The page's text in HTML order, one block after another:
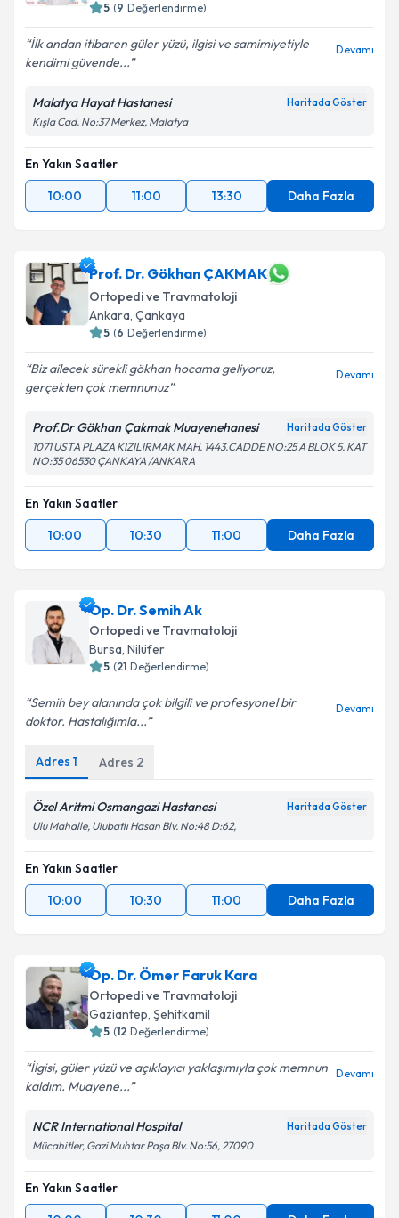
5 (9 Değerlendirme)
İlk andan itibaren güler yüzü, ilgisi ve samimiyetiyle
kendimi güvende...
Devamı
Malatya Hayat Hastanesi Haritada Göster
Kışla Cad. No:37 Merkez, Malatya
En Yakın Saatler
10:00
11:00 13:30 Daha Fazla
Prof. Dr. Gökhan ÇAKMAK
Ortopedi ve Travmatoloji
Ankara, Çankaya
5 (6 Değerlendirme)
Biz ailecek sürekli gökhan hocama geliyoruz,
gerçekten çok memnunuz
Devamı
Prof.Dr Gökhan Çakmak Muayenehanesi Haritada Göster
1071 USTA PLAZA KIZILIRMAK MAH. 1443.CADDE NO:25 A BLOK 5. KAT
NO:35 06530 ÇANKAYA /ANKARA
En Yakın Saatler
10:00
10:30 11:00 Daha Fazla
Op. Dr. Semih Ak
Ortopedi ve Travmatoloji
Bursa, Nilüfer
5 (21 Değerlendirme)
Semih bey alanında çok bilgili ve profesyonel bir
doktor. Hastalığımla...
Devamı
Adres 1 Adres 2
Özel Aritmi Osmangazi Hastanesi Haritada Göster
Ulu Mahalle, Ulubatlı Hasan Blv. No:48 D:62,
En Yakın Saatler
10:00
10:30 11:00 Daha Fazla
Op. Dr. Ömer Faruk Kara
Ortopedi ve Travmatoloji
Gaziantep, Şehitkamil
5 (12 Değerlendirme)
İlgisi, güler yüzü ve açıklayıcı yaklaşımıyla çok memnun
kaldım. Muayene...
Devamı
NCR International Hospital Haritada Göster
Mücahitler, Gazi Muhtar Paşa Blv. No:56, 27090
En Yakın Saatler